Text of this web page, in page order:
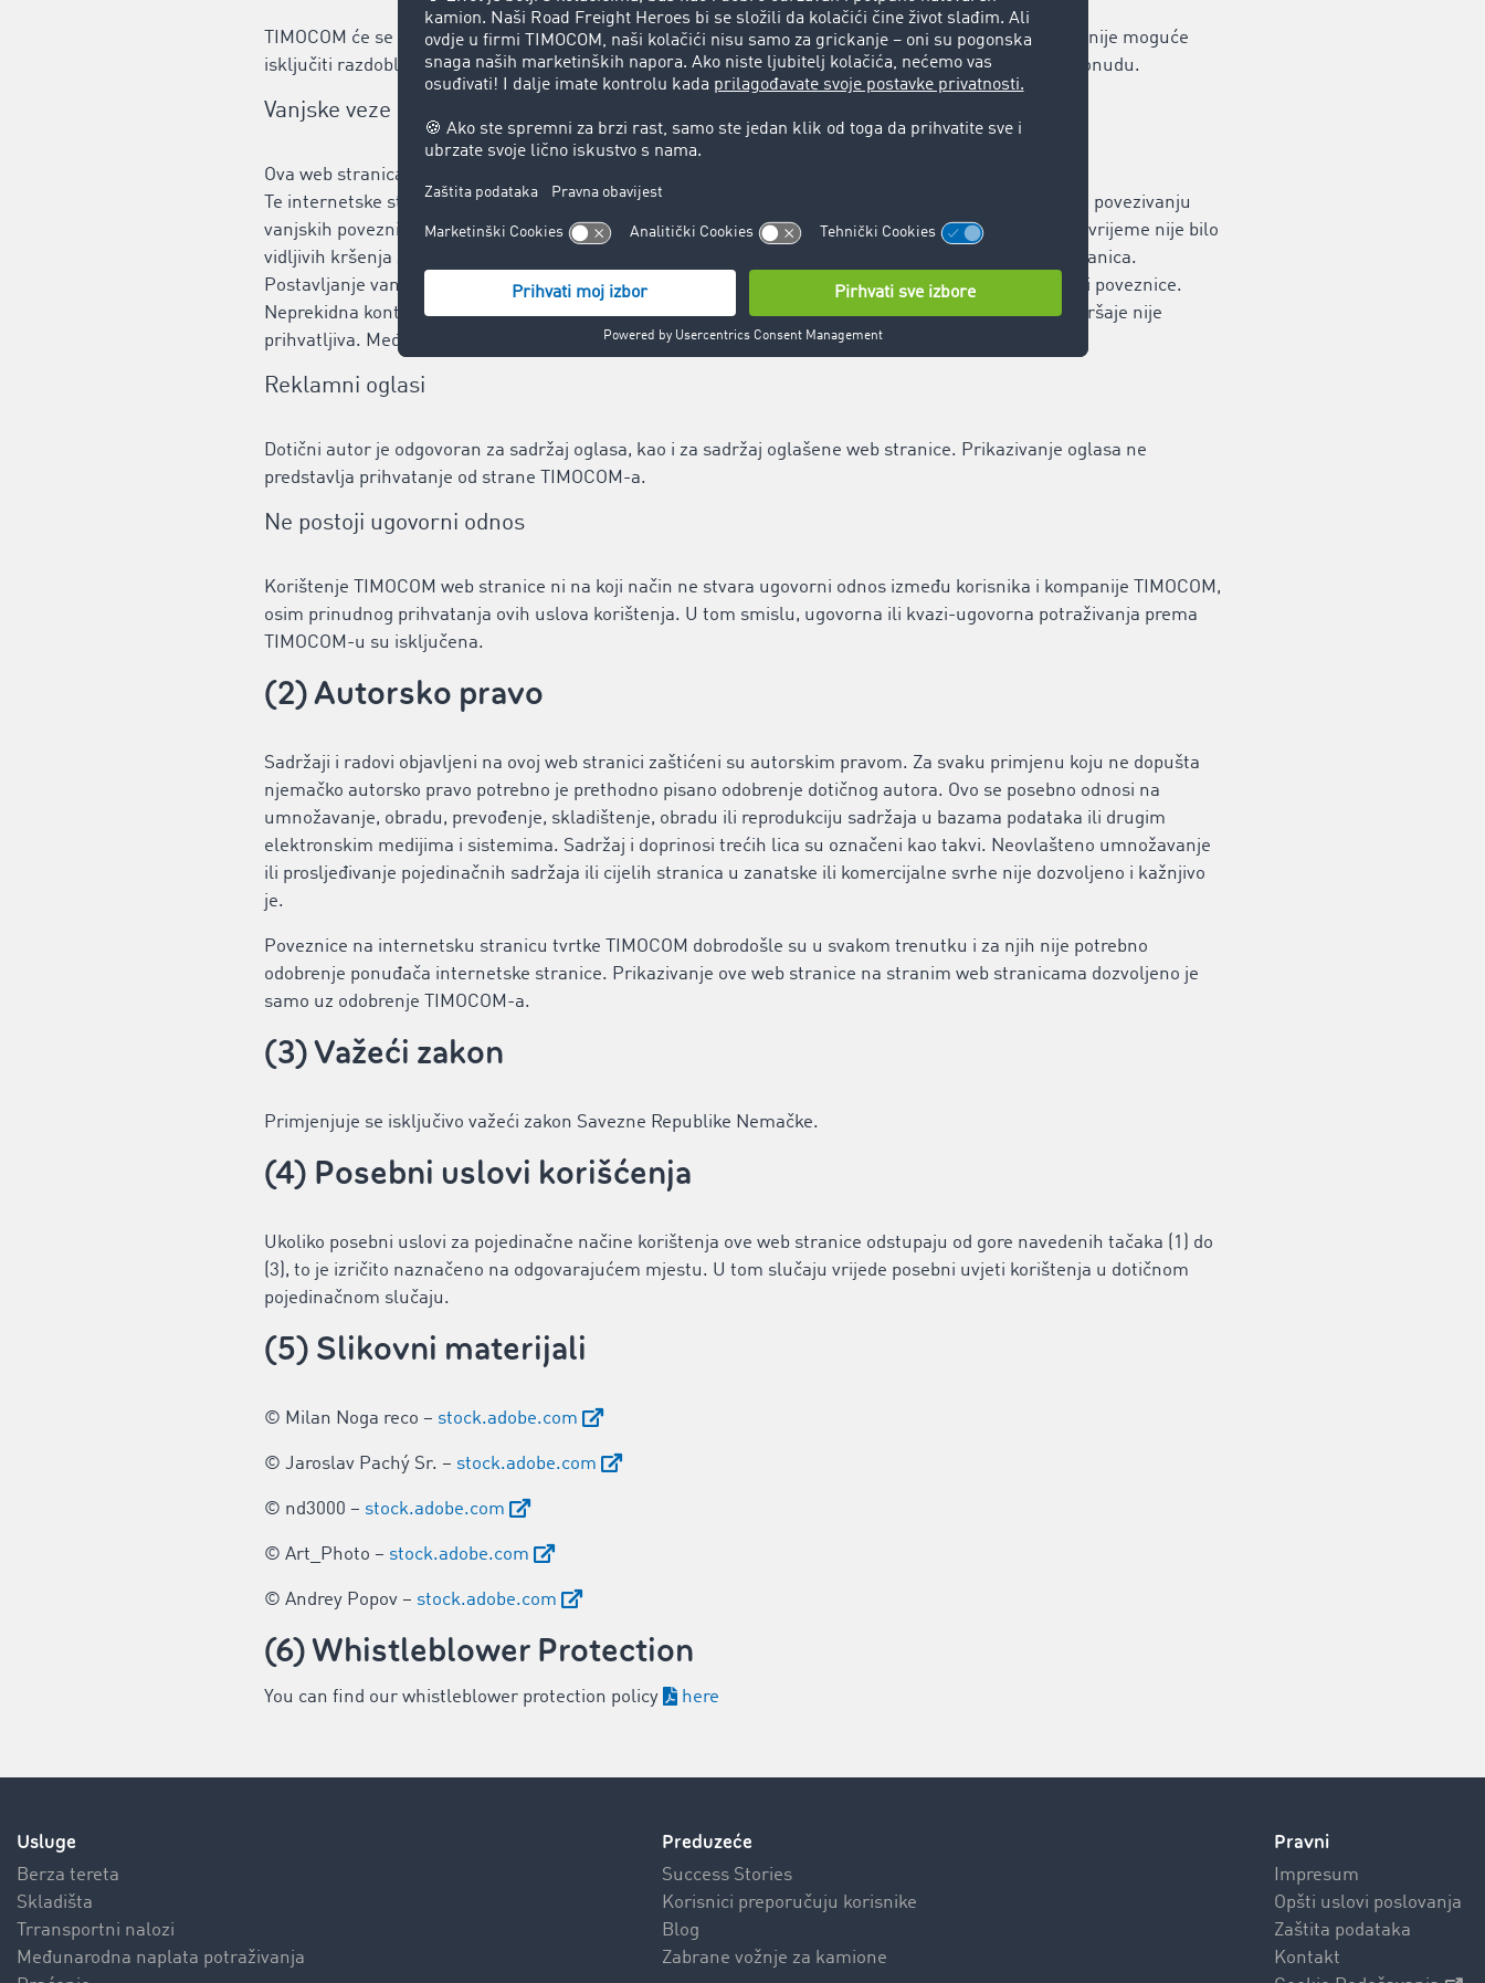
TIMOCOM će se truditi da uslugu ponudi za pozivanje po mogućnosti bez prekida. No i uz svu pažnju nije moguće
isključiti razdoblja prekida. TIMOCOM zadržava pravo da u bilo kojem trenutku izmijeni ili obustavi ponudu.
Vanjske veze
Ova web stranica može sadržavati veze do web stranica trećih strana.
Te internetske stranice podliježu odgovornosti dotičnih operatera. Kompanija TIMOCOM je pri prvom povezivanju
vanjskih poveznica provjerila strane sadržaje s obzirom na to postoje li mogući pravni prekršaji. U to vrijeme nije bilo
vidljivih kršenja zakona. TIMOCOM nema utjecaja na sadašnji i budući dizajn ili sadržaj povezanih stranica.
Postavljanje vanjskih poveznica ne znači da TIMOCOM prisvaja sadržaje koji se nalaze iza uputnice ili poveznice.
Neprekidna kontrola ovih vanjskih poveznica za ponuđača bez konkretnih upućivanja na pravne prekršaje nije
prihvatljiva. Međutim, ako saznamo za kršenje zakona, takvi vanjski linkovi će biti odmah izbrisani.
Reklamni oglasi
Dotični autor je odgovoran za sadržaj oglasa, kao i za sadržaj oglašene web stranice. Prikazivanje oglasa ne
predstavlja prihvatanje od strane TIMOCOM-a.
Ne postoji ugovorni odnos
Korištenje TIMOCOM web stranice ni na koji način ne stvara ugovorni odnos između korisnika i kompanije TIMOCOM,
osim prinudnog prihvatanja ovih uslova korištenja. U tom smislu, ugovorna ili kvazi-ugovorna potraživanja prema
TIMOCOM-u su isključena.
(2) Autorsko pravo
Sadržaji i radovi objavljeni na ovoj web stranici zaštićeni su autorskim pravom. Za svaku primjenu koju ne dopušta
njemačko autorsko pravo potrebno je prethodno pisano odobrenje dotičnog autora. Ovo se posebno odnosi na
umnožavanje, obradu, prevođenje, skladištenje, obradu ili reprodukciju sadržaja u bazama podataka ili drugim
elektronskim medijima i sistemima. Sadržaj i doprinosi trećih lica su označeni kao takvi. Neovlašteno umnožavanje
ili prosljeđivanje pojedinačnih sadržaja ili cijelih stranica u zanatske ili komercijalne svrhe nije dozvoljeno i kažnjivo
je.
Poveznice na internetsku stranicu tvrtke TIMOCOM dobrodošle su u svakom trenutku i za njih nije potrebno
odobrenje ponuđača internetske stranice. Prikazivanje ove web stranice na stranim web stranicama dozvoljeno je
samo uz odobrenje TIMOCOM-a.
(3) Važeći zakon
Primjenjuje se isključivo važeći zakon Savezne Republike Nemačke.
(4) Posebni uslovi korišćenja
Ukoliko posebni uslovi za pojedinačne načine korištenja ove web stranice odstupaju od gore navedenih tačaka (1) do
(3), to je izričito naznačeno na odgovarajućem mjestu. U tom slučaju vrijede posebni uvjeti korištenja u dotičnom
pojedinačnom slučaju.
(5) Slikovni materijali
© Milan Noga reco – stock.adobe.com
© Jaroslav Pachý Sr. – stock.adobe.com
© nd3000 – stock.adobe.com
© Art_Photo – stock.adobe.com
© Andrey Popov – stock.adobe.com
(6) Whistleblower Protection
You can find our whistleblower protection policy here
Usluge
Berza tereta
Skladišta
Trransportni nalozi
Međunarodna naplata potraživanja
Preduzeće
Success Stories
Korisnici preporučuju korisnike
Blog
Zabrane vožnje za kamione
Pravni
Impresum
Opšti uslovi poslovanja
Zaštita podataka
Kontakt